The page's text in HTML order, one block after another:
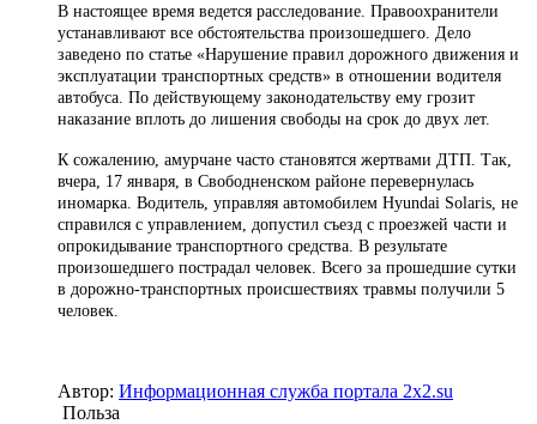
В настоящее время ведется расследование. Правоохранители
устанавливают все обстоятельства произошедшего. Дело
заведено по статье «Нарушение правил дорожного движения и
эксплуатации транспортных средств» в отношении водителя
автобуса. По действующему законодательству ему грозит
наказание вплоть до лишения свободы на срок до двух лет.
К сожалению, амурчане часто становятся жертвами ДТП. Так,
вчера, 17 января, в Свободненском районе перевернулась
иномарка. Водитель, управляя автомобилем Hyundai Solaris, не
справился с управлением, допустил съезд с проезжей части и
опрокидывание транспортного средства. В результате
произошедшего пострадал человек. Всего за прошедшие сутки
в дорожно-транспортных происшествиях травмы получили 5
человек.
Автор: Информационная служба портала 2x2.su
Польза